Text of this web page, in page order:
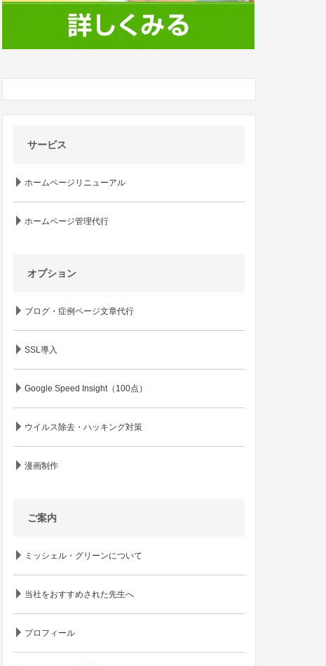
サービス
ホームページリニューアル
ホームページ管理代行
オプション
ブログ・症例ページ文章代行
SSL導入
Google Speed Insight（100点）
ウイルス除去・ハッキング対策
漫画制作
ご案内
ミッシェル・グリーンについて
当社をおすすめされた先生へ
プロフィール